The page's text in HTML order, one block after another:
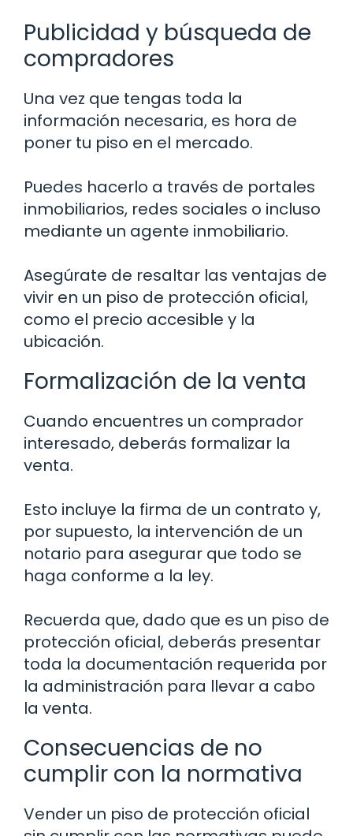
Publicidad y búsqueda de
compradores
Una vez que tengas toda la
información necesaria, es hora de
poner tu piso en el mercado.
Puedes hacerlo a través de portales
inmobiliarios, redes sociales o incluso
mediante un agente inmobiliario.
Asegúrate de resaltar las ventajas de
vivir en un piso de protección oficial,
como el precio accesible y la
ubicación.
Formalización de la venta
Cuando encuentres un comprador
interesado, deberás formalizar la
venta.
Esto incluye la firma de un contrato y,
por supuesto, la intervención de un
notario para asegurar que todo se
haga conforme a la ley.
Recuerda que, dado que es un piso de
protección oficial, deberás presentar
toda la documentación requerida por
la administración para llevar a cabo
la venta.
Consecuencias de no
cumplir con la normativa
Vender un piso de protección oficial